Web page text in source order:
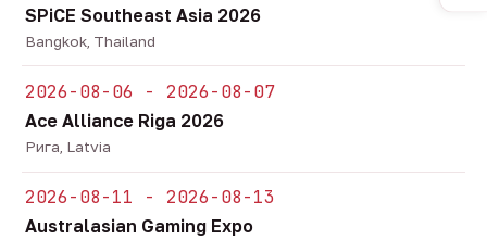
SPiCE Southeast Asia 2026
Bangkok, Thailand
2026-08-06 - 2026-08-07
Ace Alliance Riga 2026
Рига, Latvia
2026-08-11 - 2026-08-13
Australasian Gaming Expo